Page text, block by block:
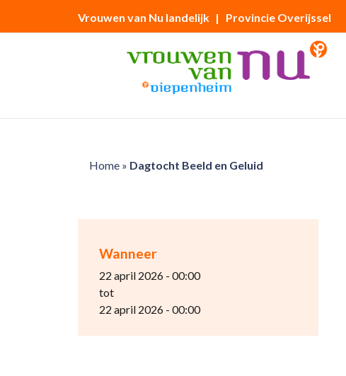
Vrouwen van Nu landelijk | Provincie Overijssel
Home» Dagtocht Beeld en Geluid
Wanneer
22 april 2026 - 00:00
tot
22 april 2026 - 00:00